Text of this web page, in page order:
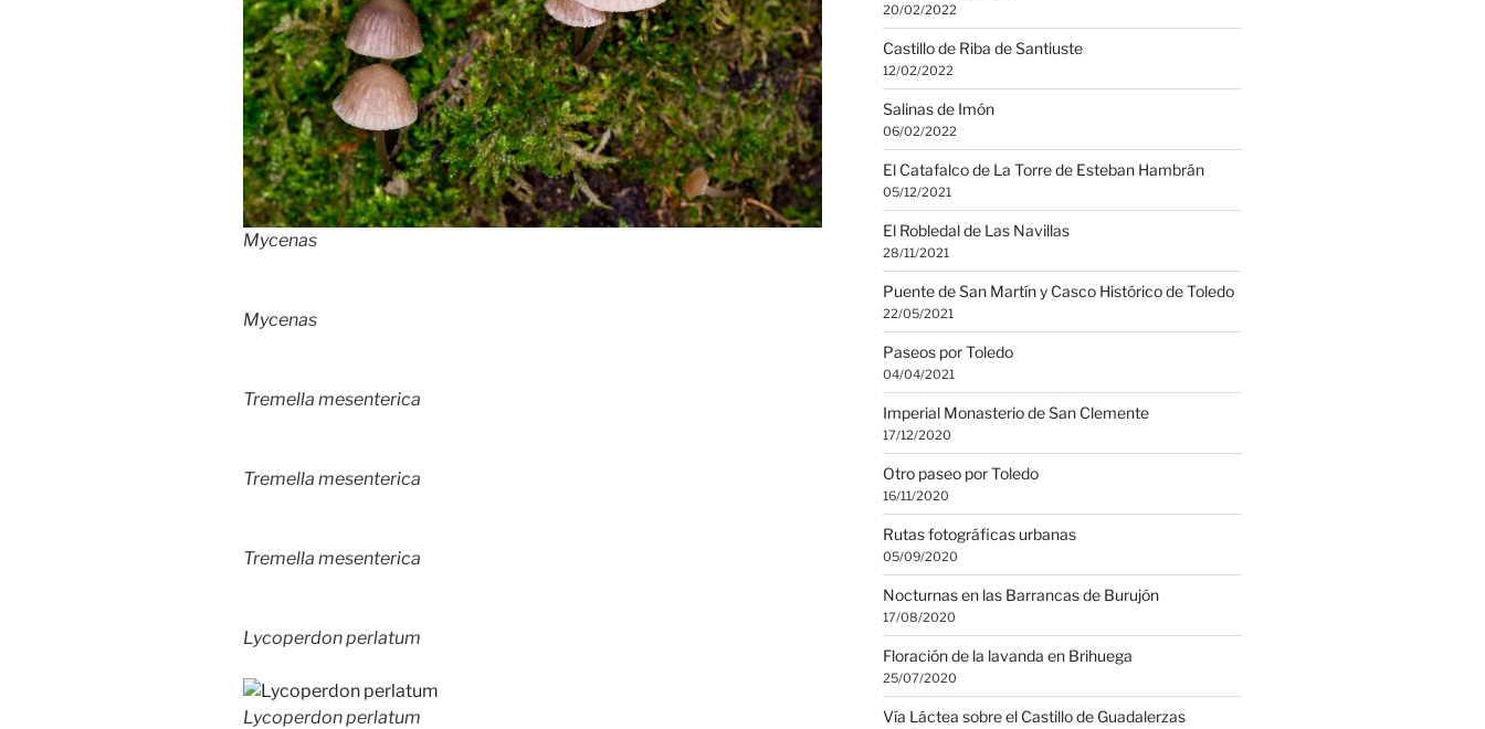
Mycenas
Mycenas
Tremella mesenterica
Tremella mesenterica
Tremella mesenterica
Lycoperdon perlatum
Lycoperdon perlatum
20/02/2022
Castillo de Riba de Santiuste
12/02/2022
Salinas de Imón
06/02/2022
El Catafalco de La Torre de Esteban Hambrán
05/12/2021
El Robledal de Las Navillas
28/11/2021
Puente de San Martín y Casco Histórico de Toledo
22/05/2021
Paseos por Toledo
04/04/2021
Imperial Monasterio de San Clemente
17/12/2020
Otro paseo por Toledo
16/11/2020
Rutas fotográficas urbanas
05/09/2020
Nocturnas en las Barrancas de Burujón
17/08/2020
Floración de la lavanda en Brihuega
25/07/2020
Vía Láctea sobre el Castillo de Guadalerzas